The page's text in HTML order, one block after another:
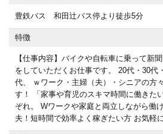
豊鉄バス 和田辻バス停より徒歩5分
特徴
【仕事内容】バイクや自転車に乗って新
をしていただくお仕事です。 20代・30代
代、 ｗワーク・主婦（夫）・シニアの方
す！ 「家事や育児のスキマ時間に働きた
ぞれ。 Wワークや家庭と両立しながら働
夫！短時間で効率よく稼ぎたい方 お気軽